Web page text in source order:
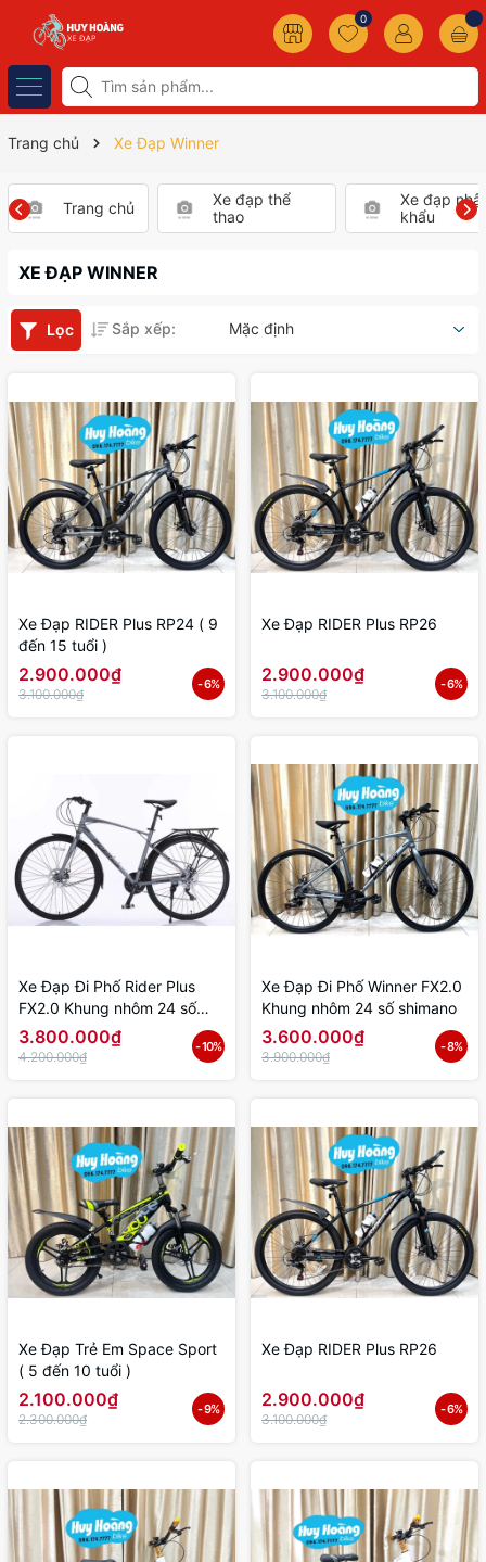
0
Trang chủ Xe Đạp Winner
Trang chủ
Xe đạp thể
thao
Xe đạp
khẩu
XE ĐẠP WINNER
Lọc Sắp xếp: Mặc định
Xe Đạp RIDER Plus RP24 ( 9
đến 15 tuổi )
2.900.000₫
3.100.000₫
- 6%
Xe Đạp RIDER Plus RP26
2.900.000₫
3.100.000₫
- 6%
Xe Đạp Đi Phố Rider Plus
FX2.0 Khung nhôm 24 số
shimano
3.800.000₫
4.200.000₫
- 10%
Xe Đạp Đi Phố Winner FX2.0
Khung nhôm 24 số shimano
3.600.000₫
3.900.000₫
- 8%
Xe Đạp Trẻ Em Space Sport
( 5 đến 10 tuổi )
2.100.000₫
2.300.000₫
- 9%
Xe Đạp RIDER Plus RP26
2.900.000₫
3.100.000₫
- 6%